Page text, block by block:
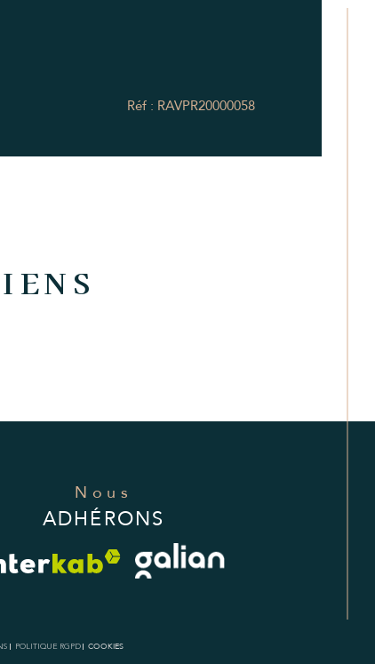
Réf : RAVPR20000058
Nous
ADHÉRONS
POLITIQUE RGPD COOKIES